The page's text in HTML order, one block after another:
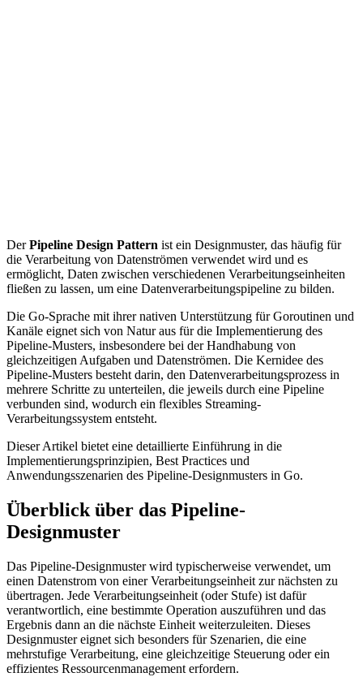
DerPipeline Design Pattern ist ein Designmuster, das häufig für
die Verarbeitung von Datenströmen verwendet wird und es
ermöglicht, Daten zwischen verschiedenen Verarbeitungseinheiten
fließen zu lassen, um eine Datenverarbeitungspipeline zu bilden.
Die Go-Sprache mit ihrer nativen Unterstützung für Goroutinen und
Kanäle eignet sich von Natur aus für die Implementierung des
Pipeline-Musters, insbesondere bei der Handhabung von
gleichzeitigen Aufgaben und Datenströmen. Die Kernidee des
Pipeline-Musters besteht darin, den Datenverarbeitungsprozess in
mehrere Schritte zu unterteilen, die jeweils durch eine Pipeline
verbunden sind, wodurch ein flexibles Streaming-
Verarbeitungssystem entsteht.
Dieser Artikel bietet eine detaillierte Einführung in die
Implementierungsprinzipien, Best Practices und
Anwendungsszenarien des Pipeline-Designmusters in Go.
Überblick über das Pipeline-
Designmuster
Das Pipeline-Designmuster wird typischerweise verwendet, um
einen Datenstrom von einer Verarbeitungseinheit zur nächsten zu
übertragen. Jede Verarbeitungseinheit (oder Stufe) ist dafür
verantwortlich, eine bestimmte Operation auszuführen und das
Ergebnis dann an die nächste Einheit weiterzuleiten. Dieses
Designmuster eignet sich besonders für Szenarien, die eine
mehrstufige Verarbeitung, eine gleichzeitige Steuerung oder ein
effizientes Ressourcenmanagement erfordern.